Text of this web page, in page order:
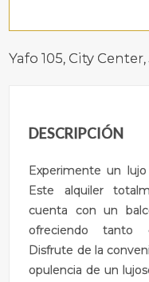
Yafo 105, City Center,
DESCRIPCIÓN
Experimente un
Este alquiler
cuenta con un
ofreciendo tanto
Disfrute de la
opulencia de un